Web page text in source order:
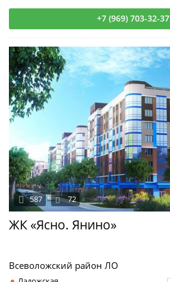
+7 (969) 703-32-37
ЖК «Ясно. Янино»
587 72
Всеволожский район ЛО